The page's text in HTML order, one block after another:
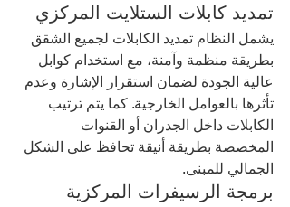
تمديد كابلات الستلايت المركزي
يشمل النظام تمديد الكابلات لجميع الشقق
بطريقة منظمة وآمنة، مع استخدام كوابل
عالية الجودة لضمان استقرار الإشارة وعدم
تأثرها بالعوامل الخارجية. كما يتم ترتيب
الكابلات داخل الجدران أو القنوات
المخصصة بطريقة أنيقة تحافظ على الشكل
الجمالي للمبنى.
برمجة الرسيفرات المركزية